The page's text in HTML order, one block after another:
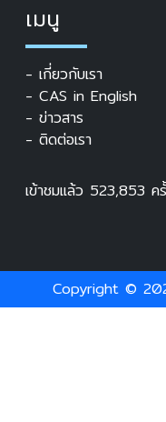
เมนู
- เกี่ยวกับเรา
- CAS in English
- ข่าวสาร
- ติดต่อเรา
เข้าชมแล้ว 523,853 ค
Copyright ©